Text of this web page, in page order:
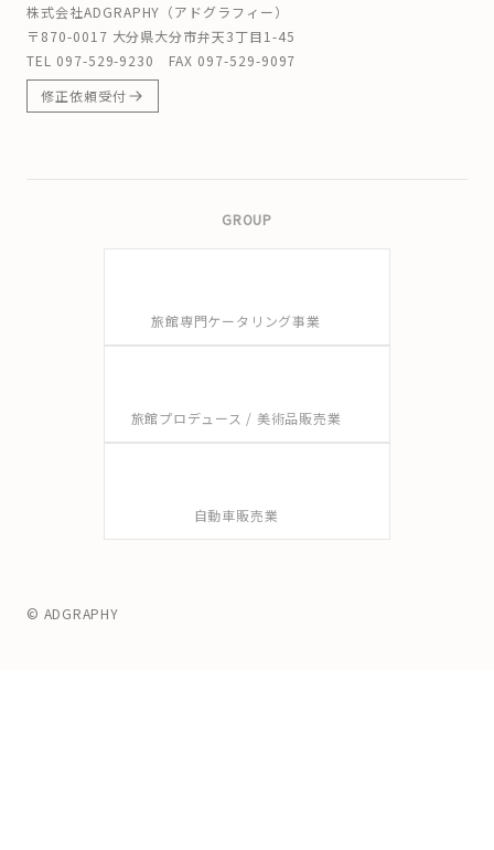
株式会社ADGRAPHY（アドグラフィー）
〒870-0017 大分県大分市弁天3丁目1-45
TEL 097-529-9230
FAX 097-529-9097
修正依頼受付
GROUP
旅館専門ケータリング事業
旅館プロデュース / 美術品販売業
自動車販売業
© ADGRAPHY